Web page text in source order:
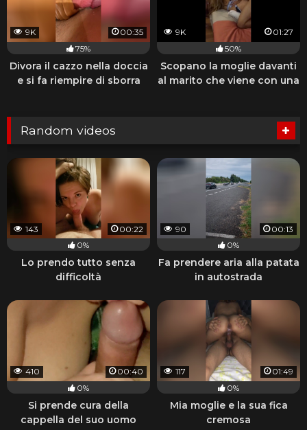
9K
00:35
75%
Divora il cazzo nella doccia
e si fa riempire di sborra
9K
01:27
50%
Scopano la moglie davanti
al marito che viene con una
Random videos
143
00:22
0%
Lo prendo tutto senza
difficoltà
90
00:13
0%
Fa prendere aria alla patata
in autostrada
410
00:40
0%
Si prende cura della
cappella del suo uomo
117
01:49
0%
Mia moglie e la sua fica
cremosa